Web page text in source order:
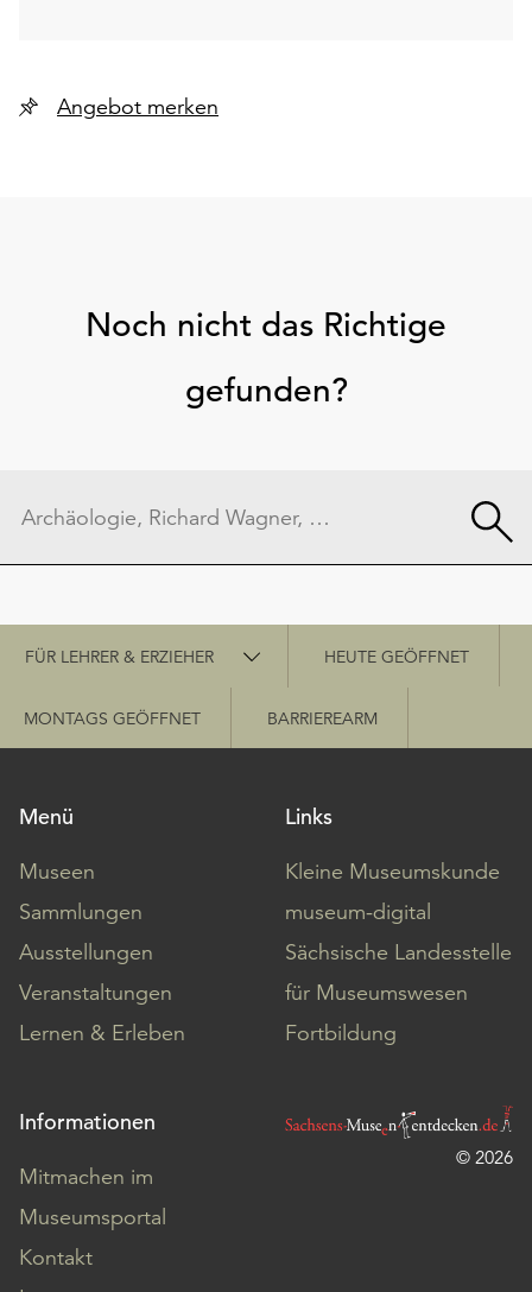
Angebot merken
Noch nicht das Richtige
gefunden?
Schnellzugriff
FÜR LEHRER & ERZIEHER HEUTE GEÖFFNET
MONTAGS GEÖFFNET BARRIEREARM
Menü
Museen
Sammlungen
Ausstellungen
Veranstaltungen
Lernen & Erleben
Links
Kleine Museumskunde
museum-digital
Sächsische Landesstelle
für Museumswesen
Fortbildung
Informationen
Mitmachen im
Museumsportal
Kontakt
© 2026